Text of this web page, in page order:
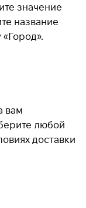
значение
название
вам
любой
доставки